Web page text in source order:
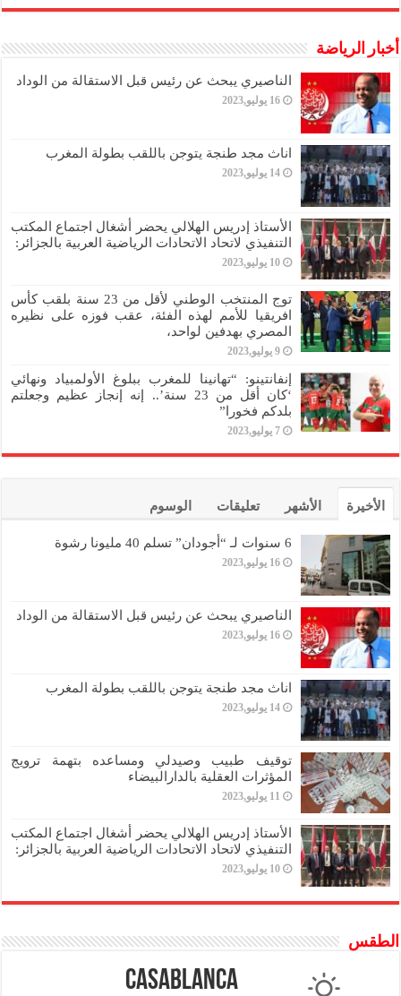
أخبار الرياضة
الناصيري يبحث عن رئيس قبل الاستقالة من الوداد
16 يوليو,2023
اناث مجد طنجة يتوجن باللقب بطولة المغرب
14 يوليو,2023
الأستاذ إدريس الهلالي يحضر أشغال اجتماع المكتب
التنفيذي لاتحاد الاتحادات الرياضية العربية بالجزائر:
10 يوليو,2023
توج المنتخب الوطني لأقل من 23 سنة بلقب كأس
افريقيا للأمم لهذه الفئة، عقب فوزه على نظيره
المصري بهدفين لواحد،
9 يوليو,2023
إنفانتينو: “تهانينا للمغرب ببلوغ الأولمبياد ونهائي
‘كان أقل من 23 سنة’.. إنه إنجاز عظيم وجعلتم
بلدكم فخورا”
7 يوليو,2023
الأخيرة الأشهر تعليقات الوسوم
6 سنوات لـ “أجودان” تسلم 40 مليونا رشوة
16 يوليو,2023
الناصيري يبحث عن رئيس قبل الاستقالة من الوداد
16 يوليو,2023
اناث مجد طنجة يتوجن باللقب بطولة المغرب
14 يوليو,2023
توقيف طبيب وصيدلي ومساعده بتهمة ترويج
المؤثرات العقلية بالدارالبيضاء
11 يوليو,2023
الأستاذ إدريس الهلالي يحضر أشغال اجتماع المكتب
التنفيذي لاتحاد الاتحادات الرياضية العربية بالجزائر:
10 يوليو,2023
الطقس
Casablanca